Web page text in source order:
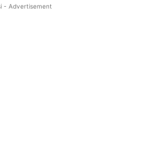
- Advertisement